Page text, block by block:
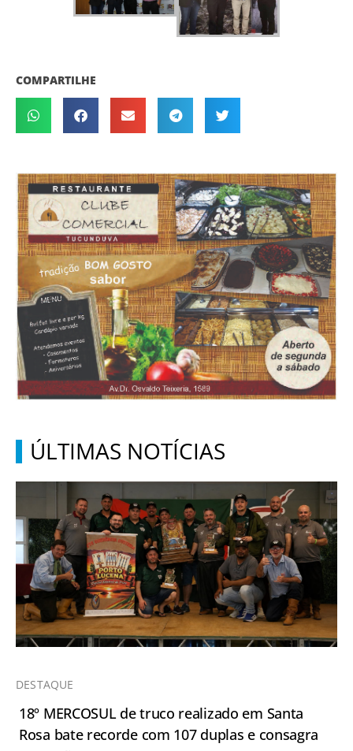
COMPARTILHE
ÚLTIMAS NOTÍCIAS
DESTAQUE
18º MERCOSUL de truco realizado em Santa
Rosa bate recorde com 107 duplas e consagra